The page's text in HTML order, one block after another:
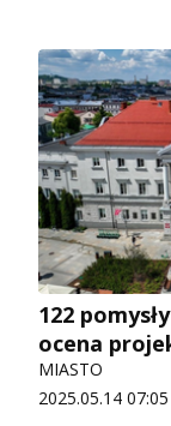
122
ocena
MIASTO
2025.05.14 07:05